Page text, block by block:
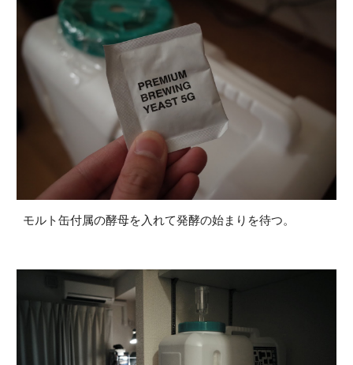
モルト缶付属の酵母を入れて発酵の始まりを待つ。